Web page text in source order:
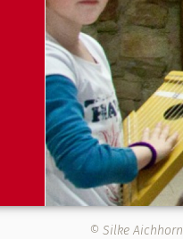
© Silke Aichhorn